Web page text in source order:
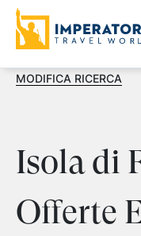
MODIFICA RICERCA
Isola di
Offerte